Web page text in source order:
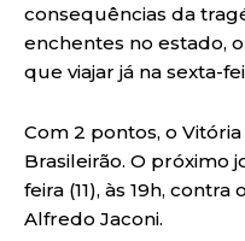
consequências da
enchentes no estado,
que viajar já na sexta-
Com 2 pontos, o
Brasileirão. O próximo
feira (11), às 19h,
Alfredo Jaconi.